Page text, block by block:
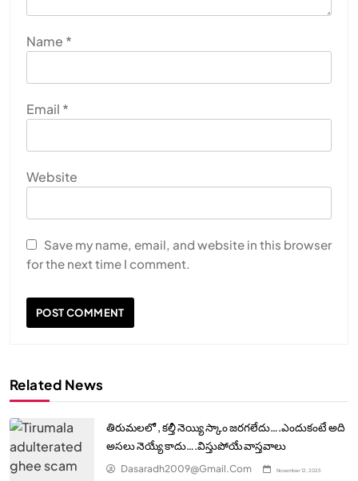
Name *
Email *
Website
Save my name, email, and website in this browser
for the next time I comment.
Related News
తిరుమలలో , కల్తీ నెయ్యి స్కాం జరగలేదు….ఎందుకంటే అది
అసలు నెయ్యే కాదు….విస్తుపోయే వాస్తవాలు
Dasaradh2009@gmail.com November 12, 2025